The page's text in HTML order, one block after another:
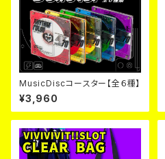
MusicDiscコースター【全６種】
¥3,960